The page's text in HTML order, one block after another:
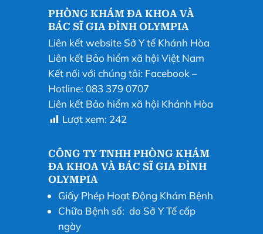
PHÒNG KHÁM ĐA KHOA VÀ
BÁC SĨ GIA ĐÌNH OLYMPIA
Liên kết website Sở Y tế Khánh Hòa
Liên kết Bảo hiểm xã hội Việt Nam
Kết nối với chúng tôi: Facebook –
Hotline: 083 379 0707
Liên kết Bảo hiểm xã hội Khánh Hòa
Lượt xem: 242
CÔNG TY TNHH PHÒNG KHÁM
ĐA KHOA VÀ BÁC SĨ GIA ĐÌNH
OLYMPIA
Giấy Phép Hoạt Động Khám Bệnh
Chữa Bệnh số: do Sở Y Tế cấp
ngày